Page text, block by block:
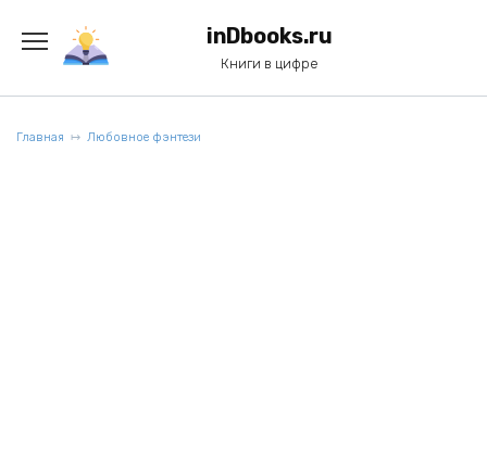
содержанию
inDbooks.ru
Книги в цифре
Главная Любовное фэнтези